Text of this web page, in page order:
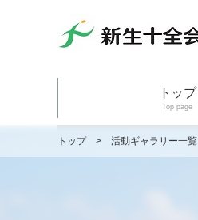
トップ
Top page
トップ > 活動ギャラリー一覧